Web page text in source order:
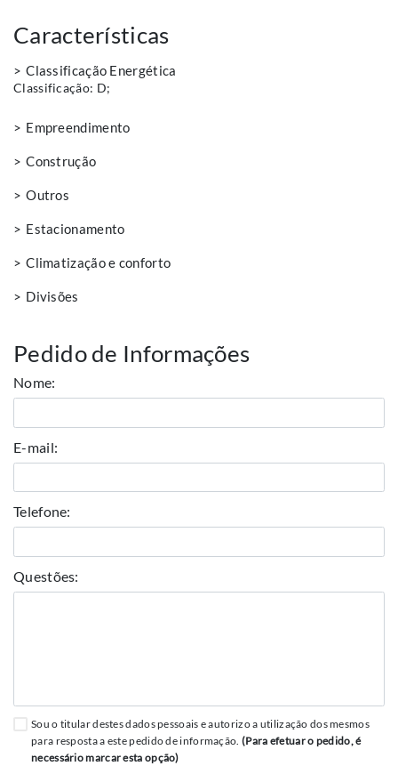
Características
Classificação Energética
Classificação: D;
Empreendimento
Construção
Outros
Estacionamento
Climatização e conforto
Divisões
Pedido de Informações
Nome:
E-mail:
Telefone:
Questões:
Sou o titular destes dados pessoais e autorizo a utilização dos mesmos
para resposta a este pedido de informação. (Para efetuar o pedido, é
necessário marcar esta opção)